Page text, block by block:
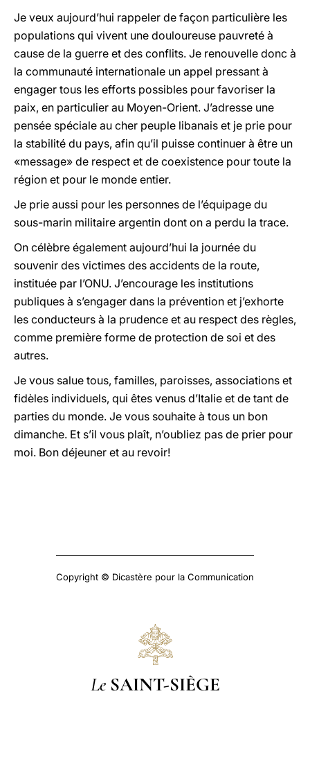
Je veux aujourd’hui rappeler de façon particulière les
populations qui vivent une douloureuse pauvreté à
cause de la guerre et des conflits. Je renouvelle donc à
la communauté internationale un appel pressant à
engager tous les efforts possibles pour favoriser la
paix, en particulier au Moyen-Orient. J’adresse une
pensée spéciale au cher peuple libanais et je prie pour
la stabilité du pays, afin qu’il puisse continuer à être un
«message» de respect et de coexistence pour toute la
région et pour le monde entier.
Je prie aussi pour les personnes de l’équipage du
sous-marin militaire argentin dont on a perdu la trace.
On célèbre également aujourd’hui la journée du
souvenir des victimes des accidents de la route,
instituée par l’ONU. J’encourage les institutions
publiques à s’engager dans la prévention et j’exhorte
les conducteurs à la prudence et au respect des règles,
comme première forme de protection de soi et des
autres.
Je vous salue tous, familles, paroisses, associations et
fidèles individuels, qui êtes venus d’Italie et de tant de
parties du monde. Je vous souhaite à tous un bon
dimanche. Et s’il vous plaît, n’oubliez pas de prier pour
moi. Bon déjeuner et au revoir!
Copyright © Dicastère pour la Communication
Le SAINT-SIÈGE